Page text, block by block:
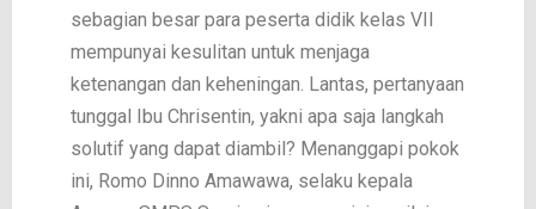
sebagian besar para peserta didik kelas VII
mempunyai kesulitan untuk menjaga
ketenangan dan keheningan. Lantas, pertanyaan
tunggal Ibu Chrisentin, yakni apa saja langkah
solutif yang dapat diambil? Menanggapi pokok
ini, Romo Dinno Amawawa, selaku kepala